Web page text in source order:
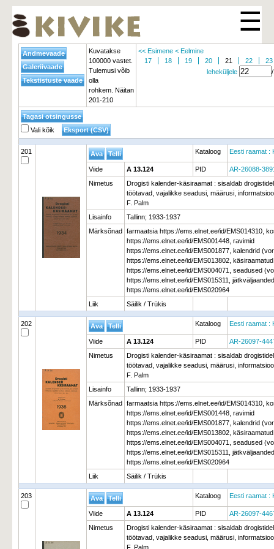
☰
Kuvatakse
100000 vastet.
Tulemusi võib
olla
rohkem. Näitan
201-210
<< Esimene < Eelmine
17
18 19 20 21 22
23
leheküljele
Vali kõik
201 Kataloog Eesti raamat :
Viide A 13.124 PID
AR-26088-
Nimetus
Drogisti kalender-käsiraamat : sisaldab
töötavad, vajalikke seadusi, määrusi,
F. Palm
Lisainfo
Tallinn; 1933-1937
Märksõnad farmaatsia https://ems.elnet.ee/id/EMS014310,
https://ems.elnet.ee/id/EMS001448, ravimid
https://ems.elnet.ee/id/EMS001877, kalendrid
https://ems.elnet.ee/id/EMS013802,
https://ems.elnet.ee/id/EMS004071, seadused
https://ems.elnet.ee/id/EMS015311,
https://ems.elnet.ee/id/EMS020964
Liik
Säilik / Trükis
202 Kataloog Eesti raamat :
Viide A 13.124 PID
AR-26097-
Nimetus
Drogisti kalender-käsiraamat : sisaldab
töötavad, vajalikke seadusi, määrusi,
F. Palm
Lisainfo
Tallinn; 1933-1937
Märksõnad farmaatsia https://ems.elnet.ee/id/EMS014310,
https://ems.elnet.ee/id/EMS001448, ravimid
https://ems.elnet.ee/id/EMS001877, kalendrid
https://ems.elnet.ee/id/EMS013802,
https://ems.elnet.ee/id/EMS004071, seadused
https://ems.elnet.ee/id/EMS015311,
https://ems.elnet.ee/id/EMS020964
Liik
Säilik / Trükis
203 Kataloog Eesti raamat :
Viide A 13.124 PID
AR-26097-
Nimetus
Drogisti kalender-käsiraamat : sisaldab
töötavad, vajalikke seadusi, määrusi,
F. Palm